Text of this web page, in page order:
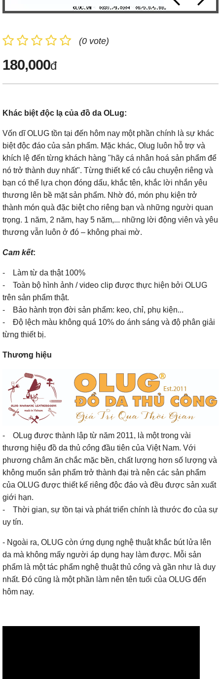
(0 vote)
180,000đ
Khác biệt độc lạ của đồ da OLug:
Vốn dĩ OLUG tồn tại đến hôm nay một phần chính là sự khác
biệt độc đáo của sản phẩm. Mặc khác, Olug luôn hỗ trợ và
khích lệ đến từng khách hàng "hãy cá nhân hoá sản phẩm để
nó trở thành duy nhất". Từng thiết kế có câu chuyện riêng và
bạn có thể lựa chọn đóng dấu, khắc tên, khắc lời nhắn yêu
thương lên bề mặt sản phẩm. Nhờ đó, món phụ kiện trở
thành món quà đặc biệt cho riêng bạn và những người quan
trọng. 1 năm, 2 năm, hay 5 năm,... những lời động viên và yêu
thương vẫn luôn ở đó – không phai mờ.
Cam kết:
- Làm từ da thật 100%
- Toàn bộ hình ảnh / video clip được thực hiện bởi OLUG
trên sản phẩm thật.
- Bảo hành trọn đời sản phẩm: keo, chỉ, phụ kiện...
- Độ lệch màu không quá 10% do ánh sáng và độ phân giải
từng thiết bị.
Thương hiệu
- OLug được thành lập từ năm 2011, là một trong vài
thương hiệu đồ da thủ công đầu tiên của Việt Nam. Với
phương châm ăn chắc mặc bền, chất lượng hơn số lượng và
không muốn sản phẩm trở thành đại trà nên các sản phẩm
của OLUG được thiết kế riêng độc đáo và đều được sản xuất
giới hạn.
- Thời gian, sự tồn tại và phát triển chính là thước đo của sự
uy tín.
- Ngoài ra, OLUG còn ứng dụng nghệ thuật khắc bút lửa lên
da mà không mấy người áp dụng hay làm được. Mỗi sản
phẩm là một tác phẩm nghệ thuật thủ công và gần như là duy
nhất. Đó cũng là một phần làm nên tên tuổi của OLUG đến
hôm nay.